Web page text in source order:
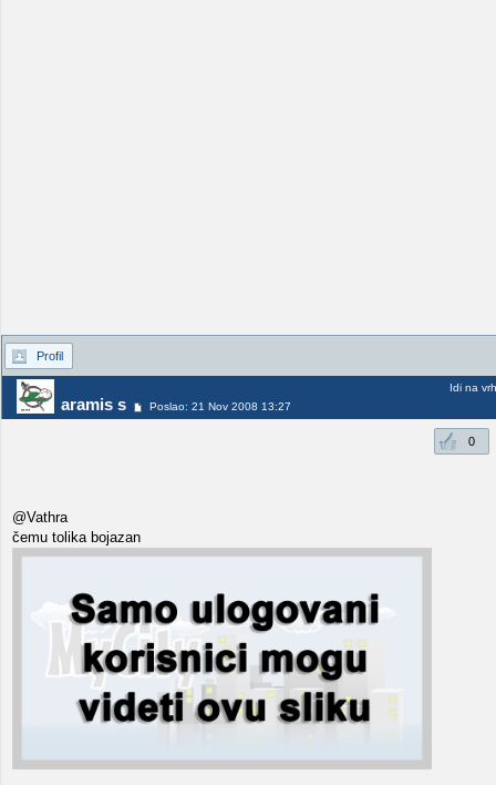
Profil
aramis s Poslao: 21 Nov 2008 13:27
Idi na vrh
0
@Vathra
čemu tolika bojazan